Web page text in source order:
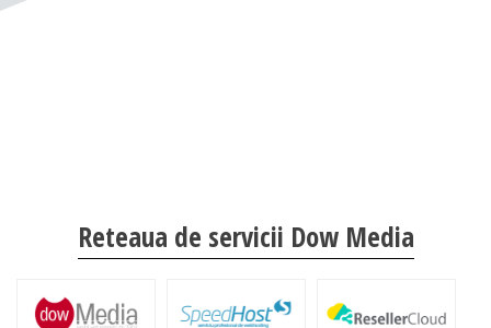
Reteaua de servicii Dow Media